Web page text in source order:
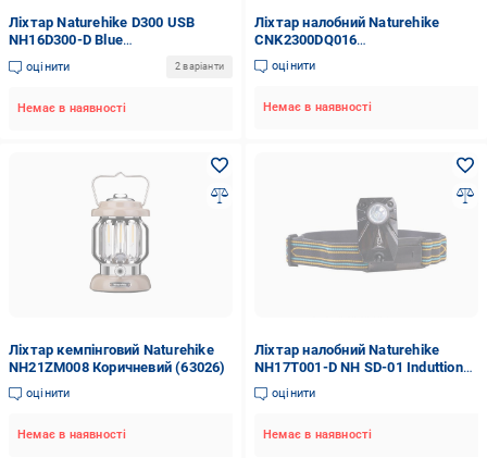
Ліхтар Naturehike D300 USB
NH16D300-D Blue
(6927595787526)
оцінити 2 варіанти
Немає в наявності
Ліхтар налобний Naturehike
CNK2300DQ016
водонепроникний туристичний
300 люмен/8 режимів Green
оцінити
Немає в наявності
Ліхтар кемпінговий Naturehike
NH21ZM008 Коричневий (63026)
оцінити
Немає в наявності
Ліхтар налобний Naturehike
NH17T001-D NH SD-01 Induttion
Lamp 500 mAh (6927595720431)
оцінити
Немає в наявності